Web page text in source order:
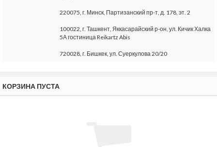
220075, г. Минск, Партизанский пр-т, д. 178, эт. 2
100022, г. Ташкент, Яккасарайский р-он, ул. Кичик Халка
5А гостиница Reikartz Abis
720028, г. Бишкек, ул. Суеркулова 20/20
КОРЗИНА ПУСТА